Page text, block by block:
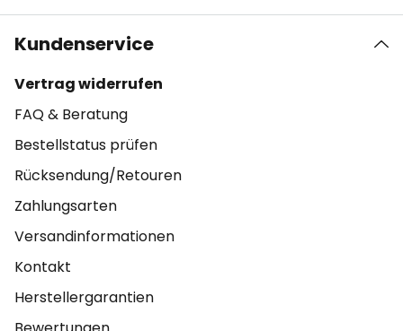
Kundenservice
Vertrag widerrufen
FAQ & Beratung
Bestellstatus prüfen
Rücksendung/Retouren
Zahlungsarten
Versandinformationen
Kontakt
Herstellergarantien